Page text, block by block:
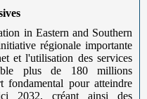
in Eastern and Southern
régionale importante
et l'utilisation des services
plus de 180 millions
fondamental pour atteindre
2032, créant ainsi des